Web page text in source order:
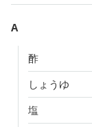
A
酢
しょうゆ
塩